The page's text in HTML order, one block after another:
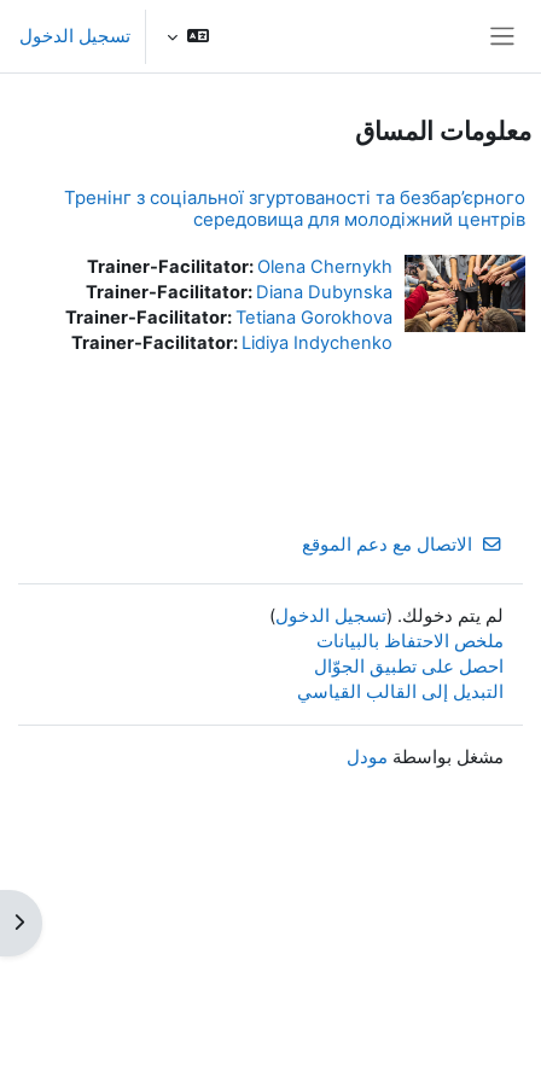
تسجيل الدخول
معلومات المساق
Тренінг з соціальної згуртованості та безбар’єрного
середовища для молодіжний центрів
Trainer-Facilitator:Olena Chernykh
Trainer-Facilitator: Diana Dubynska
Trainer-Facilitator:Tetiana Gorokhova
Trainer-Facilitator: Lidiya Indychenko
الاتصال مع دعم الموقع
لم يتم دخولك. (تسجيل الدخول)
ملخص الاحتفاظ بالبيانات
احصل على تطبيق الجوّال
التبديل إلى القالب القياسي
مشغل بواسطة مودل